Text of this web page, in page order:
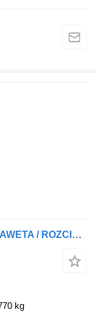
Faymonville SPZ-3AA / NACZEPA LAWETA / ROZCIĄGANA / 29 M / ZAWIESZENIE HYDR
kg